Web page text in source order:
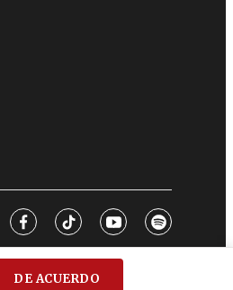
DE ACUERDO
facebooktiktokyoutubespotify